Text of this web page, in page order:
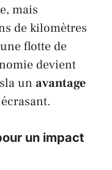
mais
de kilomètres
flotte de
devient
un avantage
un impact